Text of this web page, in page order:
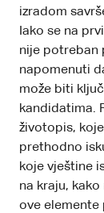
izradom
Iako se na
nije potreban
napomenuti
može biti
kandidatima.
životopis,
prethodno
koje vještine
na kraju,
ove elemente